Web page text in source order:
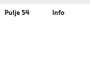
Pulje 54 Info